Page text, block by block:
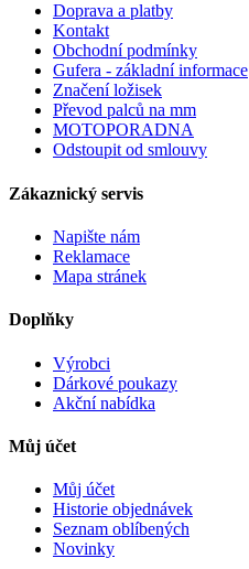
Doprava a platby
Kontakt
Obchodní podmínky
Gufera - základní informace
Značení ložisek
Převod palců na mm
MOTOPORADNA
Odstoupit od smlouvy
Zákaznický servis
Napište nám
Reklamace
Mapa stránek
Doplňky
Výrobci
Dárkové poukazy
Akční nabídka
Můj účet
Můj účet
Historie objednávek
Seznam oblíbených
Novinky